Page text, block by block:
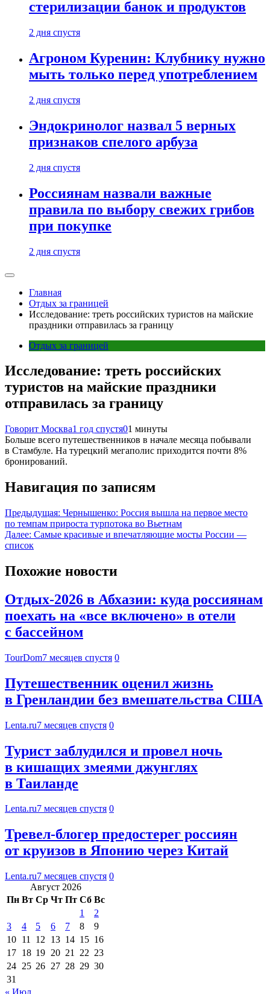
стерилизации банок и продуктов
2 дня спустя
Агроном Куренин: Клубнику нужно
мыть только перед употреблением
2 дня спустя
Эндокринолог назвал 5 верных
признаков спелого арбуза
2 дня спустя
Россиянам назвали важные
правила по выбору свежих грибов
при покупке
2 дня спустя
Главная
Отдых за границей
Исследование: треть российских туристов на майские
праздники отправилась за границу
Отдых за границей
Исследование: треть российских
туристов на майские праздники
отправилась за границу
Говорит Москва1 год спустя01 минуты
Больше всего путешественников в начале месяца побывали
в Стамбуле. На турецкий мегаполис приходится почти 8%
бронирований.
Навигация по записям
Предыдущая: Чернышенко: Россия вышла на первое место
по темпам прироста турпотока во Вьетнам
Далее: Самые красивые и впечатляющие мосты России —
список
Похожие новости
Отдых-2026 в Абхазии: куда россиянам
поехать на «все включено» в отели
с бассейном
TourDom7 месяцев спустя 0
Путешественник оценил жизнь
в Гренландии без вмешательства США
Lenta.ru7 месяцев спустя 0
Турист заблудился и провел ночь
в кишащих змеями джунглях
в Таиланде
Lenta.ru7 месяцев спустя 0
Тревел-блогер предостерег россиян
от круизов в Японию через Китай
Lenta.ru7 месяцев спустя 0
Август 2026
Пн Вт Ср Чт Пт Сб Вс
1
2
3
4 5 6 7 8
9
10 11 12 13 14 15 16
17 18 19 20 21 22 23
24 25 26 27 28 29 30
31